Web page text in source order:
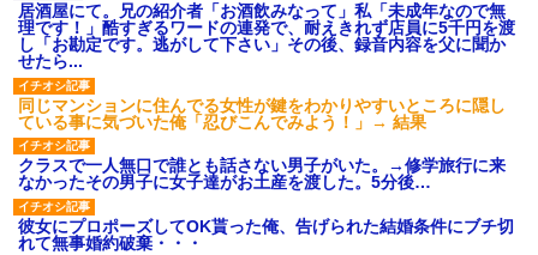
居酒屋にて。兄の紹介者「お酒飲みなって」私「未成年なので無
理です！」酷すぎるワードの連発で、耐えきれず店員に5千円を渡
し「お勘定です。逃がして下さい」その後、録音内容を父に聞か
せたら...
同じマンションに住んでる女性が鍵をわかりやすいところに隠し
ている事に気づいた俺「忍びこんでみよう！」→ 結果
クラスで一人無口で誰とも話さない男子がいた。→修学旅行に来
なかったその男子に女子達がお土産を渡した。5分後…
彼女にプロポーズしてOK貰った俺、告げられた結婚条件にブチ切
れて無事婚約破棄・・・